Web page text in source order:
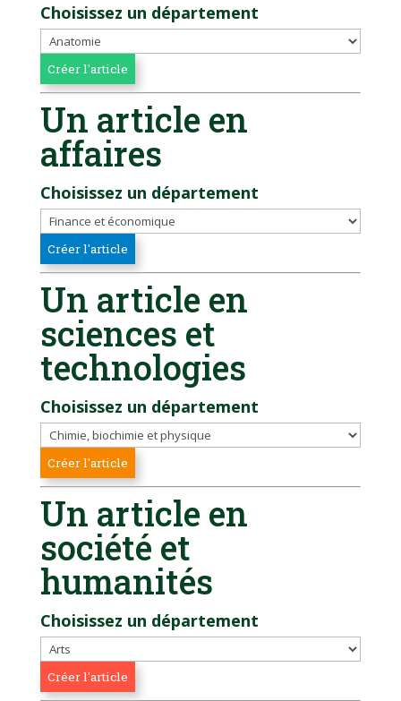
Choisissez un département
Un article en
affaires
Choisissez un département
Un article en
sciences et
technologies
Choisissez un département
Un article en
société et
humanités
Choisissez un département